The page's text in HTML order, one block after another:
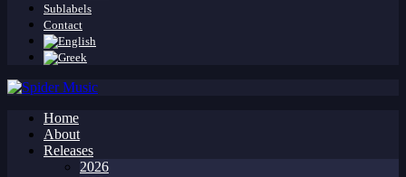
Sublabels
Contact
Home
About
Releases
2026